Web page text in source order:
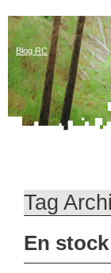
Blog RC
Tag
En